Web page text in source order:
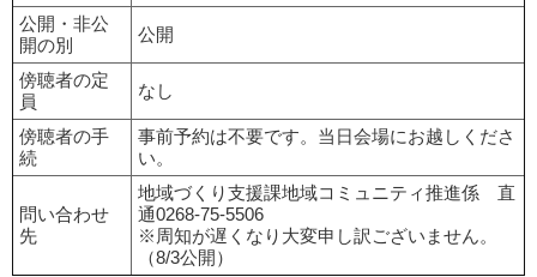
公開・非公
開の別
公開
傍聴者の定
員
なし
傍聴者の手
続
事前予約は不要です。当日会場にお越しくださ
い。
問い合わせ
先
地域づくり支援課地域コミュニティ推進係 直
通0268-75-5506
※周知が遅くなり大変申し訳ございません。
（8/3公開）